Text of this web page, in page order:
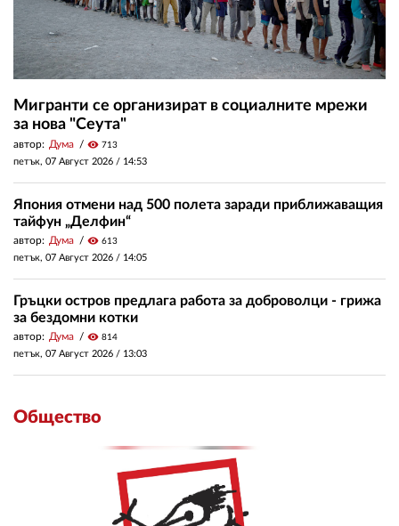
Мигранти се организират в социалните мрежи
за нова "Сеута"
автор: Дума visibility 713
петък, 07 Август 2026 / 14:53
Япония отмени над 500 полета заради приближаващия
тайфун „Делфин“
автор: Дума visibility 613
петък, 07 Август 2026 / 14:05
Гръцки остров предлага работа за доброволци - грижа
за бездомни котки
автор: Дума visibility 814
петък, 07 Август 2026 / 13:03
Общество